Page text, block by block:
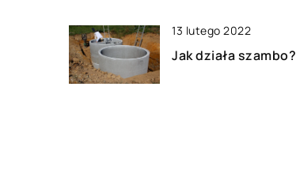
13 lutego 2022
Jak działa szambo?